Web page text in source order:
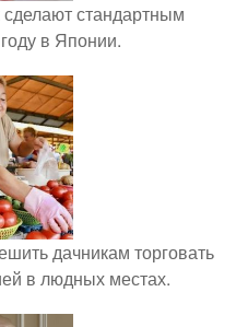
стандартным
в Японии.
дачникам торговать
в людных местах.